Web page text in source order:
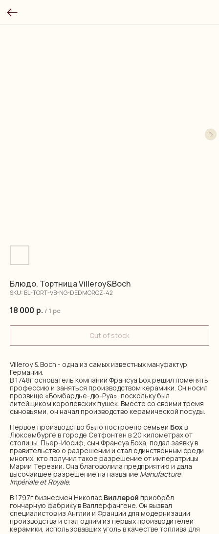
Блюдо. Тортница Villeroy&Boch
SKU: BL-TORT-VB-NG-DEDMOROZ-42
18 000 р. / 1 pc
Out of stock
Villeroy & Boch - одна из самых известных мануфактур
Германии.
В 1748г основатель компании Франсуа Бох решил поменять
профессию и заняться производством керамики. Он носил
прозвище «Бомбардье-дю-Руа», поскольку был
литейщиком королевских пушек. Вместе со своими тремя
сыновьями, он начал производство керамической посуды.
Первое производство было построено семьей Бохв
Люксембурге в городе Сетфонтен в 20 километрах от
столицы. Пьер-Иосиф, сын Франсуа Боха, подал заявку в
правительство о разрешении и стал единственным среди
многих, кто получил такое разрешение от императрицы
Марии Терезии. Она благоволила предприятию и дала
высочайшее разрешение на название Manufacture
Impériale et Royale.
В 1797г бизнесмен Николас Виллерой приобрёл
гончарную фабрику в Валлерфангене. Он вызвал
специалистов из Англии и Франции для модернизации
производства и стал одним из первых производителей
керамики, использовавших уголь в качестве топлива для